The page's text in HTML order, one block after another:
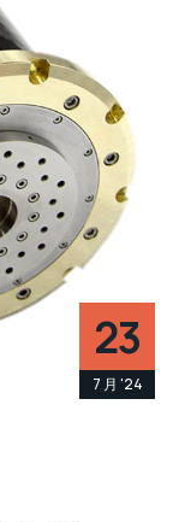
23
7 月 '24